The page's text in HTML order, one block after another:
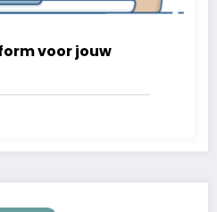
voor jouw